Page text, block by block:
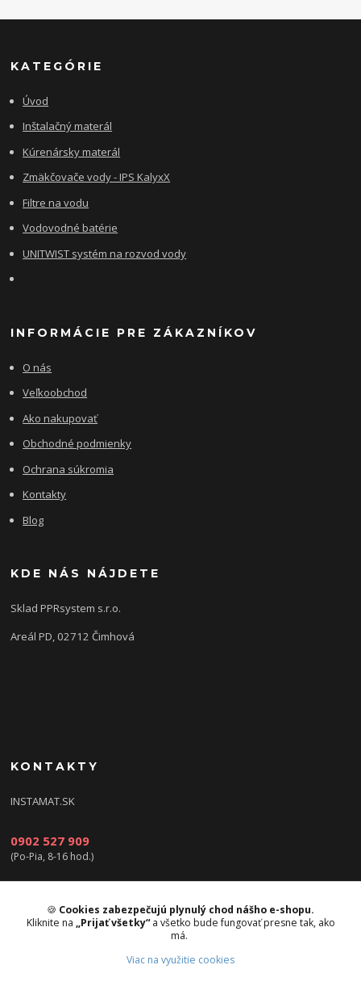
KATEGÓRIE
Úvod
Inštalačný materál
Kúrenársky materál
Zmäkčovače vody - IPS KalyxX
Filtre na vodu
Vodovodné batérie
UNITWIST systém na rozvod vody
INFORMÁCIE PRE ZÁKAZNÍKOV
O nás
Veľkoobchod
Ako nakupovať
Obchodné podmienky
Ochrana súkromia
Kontakty
Blog
KDE NÁS NÁJDETE
Sklad PPRsystem s.r.o.
Areál PD, 02712 Čimhová
KONTAKTY
INSTAMAT.SK
0902 527 909
(Po-Pia, 8-16 hod.)
info@instamat.sk
🍪 Cookies zabezpečujú plynulý chod nášho e-shopu.
Kliknite na „Prijať všetky“a všetko bude fungovať presne tak, ako
má.
Viac na využitie cookies